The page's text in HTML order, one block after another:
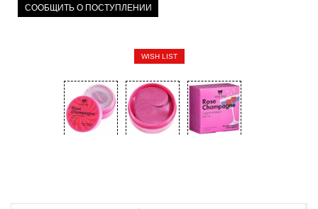
СООБЩИТЬ О ПОСТУПЛЕНИИ
WISH LIST